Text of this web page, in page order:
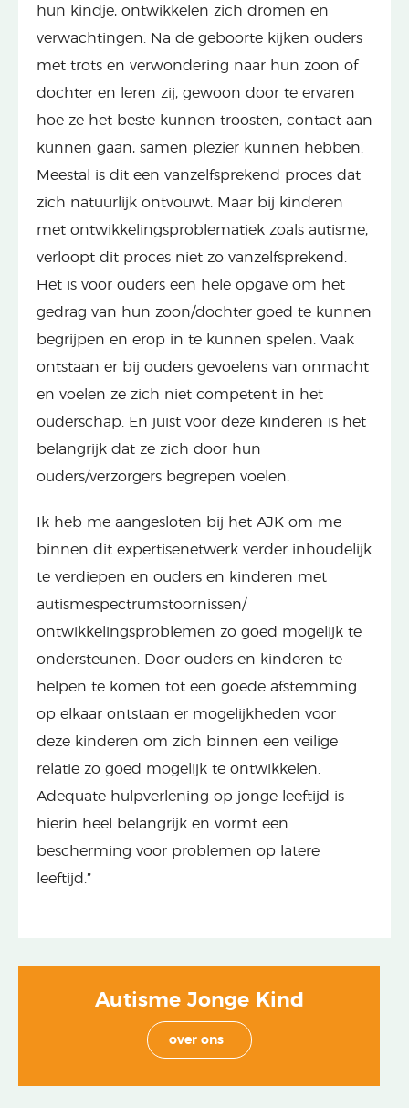
hun kindje, ontwikkelen zich dromen en
verwachtingen.
Na de geboorte kijken ouders
met trots en verwondering naar hun zoon of
dochter en leren zij, gewoon door te ervaren
hoe ze het beste kunnen troosten, contact aan
kunnen gaan, samen plezier kunnen hebben.
Meestal is dit een vanzelfsprekend proces dat
zich natuurlijk ontvouwt. Maar bij kinderen
met ontwikkelingsproblematiek zoals autisme,
verloopt dit proces niet zo vanzelfsprekend.
Het is voor ouders een hele opgave om het
gedrag van hun zoon/dochter goed te kunnen
begrijpen en erop in te kunnen spelen. Vaak
ontstaan er bij ouders gevoelens van onmacht
en voelen ze zich niet competent in het
ouderschap. En juist voor deze kinderen is het
belangrijk dat ze zich door hun
ouders/verzorgers begrepen voelen.
Ik heb me aangesloten bij het AJK om me
binnen dit expertisenetwerk verder inhoudelijk
te verdiepen en ouders en kinderen met
autismespectrumstoornissen/
ontwikkelingsproblemen zo goed mogelijk te
ondersteunen.
Door ouders en kinderen te
helpen te komen tot een goede afstemming
op elkaar ontstaan er mogelijkheden voor
deze kinderen om zich binnen een veilige
relatie zo goed mogelijk te ontwikkelen.
Adequate hulpverlening op jonge leeftijd is
hierin heel belangrijk en vormt een
bescherming voor problemen op latere
leeftijd.”
Autisme Jonge Kind
over ons